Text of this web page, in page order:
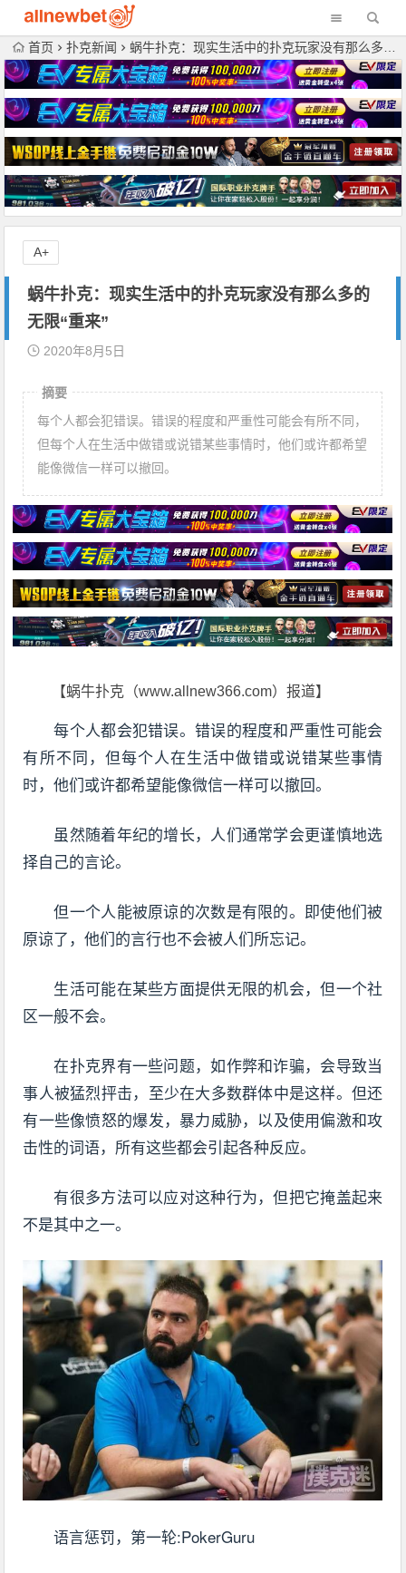
首页 扑克新闻 蜗牛扑克：现实生活中的扑克玩家没有那么多的无限“重来”
蜗牛扑克：现实生活中的扑克玩家没有那么多的
无限“重来”
2020年8月5日
摘要
每个人都会犯错误。错误的程度和严重性可能会有所不同，
但每个人在生活中做错或说错某些事情时，他们或许都希望
能像微信一样可以撤回。
【蜗牛扑克（www.allnew366.com）报道】
每个人都会犯错误。错误的程度和严重性可能会
有所不同，但每个人在生活中做错或说错某些事情
时，他们或许都希望能像微信一样可以撤回。
虽然随着年纪的增长，人们通常学会更谨慎地选
择自己的言论。
但一个人能被原谅的次数是有限的。即使他们被
原谅了，他们的言行也不会被人们所忘记。
生活可能在某些方面提供无限的机会，但一个社
区一般不会。
在扑克界有一些问题，如作弊和诈骗，会导致当
事人被猛烈抨击，至少在大多数群体中是这样。但还
有一些像愤怒的爆发，暴力威胁，以及使用偏激和攻
击性的词语，所有这些都会引起各种反应。
有很多方法可以应对这种行为，但把它掩盖起来
不是其中之一。
语言惩罚，第一轮:PokerGuru
A+